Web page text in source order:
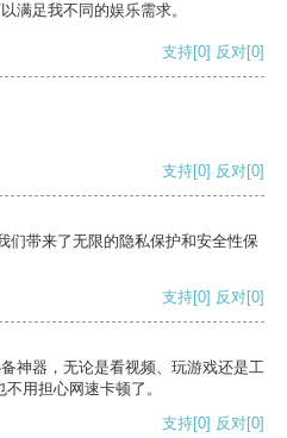
满足我不同的娱乐需求。
支持[0] 反对[0]
支持[0] 反对[0]
们带来了无限的隐私保护和安全性保
支持[0] 反对[0]
神器，无论是看视频、玩游戏还是工
用担心网速卡顿了。
支持[0] 反对[0]